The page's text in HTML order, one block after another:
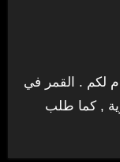
لكم . القمر في
القمرية , كما طلب